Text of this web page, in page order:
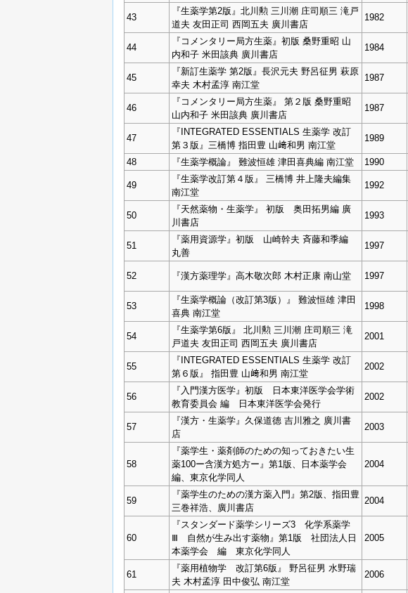
43
『生薬学第2版』北川勲 三川潮 庄司順三 滝戸
道夫 友田正司 西岡五夫 廣川書店
1982
44
『コメンタリー局方生薬』初版 桑野重昭 山
内和子 米田該典 廣川書店
1984
45
『新訂生薬学 第2版』長沢元夫 野呂征男 萩原
幸夫 木村孟淳 南江堂
1987
46
『コメンタリー局方生薬』 第２版 桑野重昭
山内和子 米田該典 廣川書店
1987
47
『INTEGRATED ESSENTIALS 生薬学 改訂
第３版』三橋博 指田豊 山﨑和男 南江堂
1989
48
『生薬学概論』 難波恒雄 津田喜典編 南江堂 1990
49
『生薬学改訂第４版』 三橋博 井上隆夫編集
南江堂
1992
50
『天然薬物・生薬学』 初版 奥田拓男編 廣
川書店
1993
51
『薬用資源学』初版 山崎幹夫 斉藤和季編
丸善
1997
52 『漢方薬理学』高木敬次郎 木村正康 南山堂 1997
53
『生薬学概論（改訂第3版）』 難波恒雄 津田
喜典 南江堂
1998
54
『生薬学第6版』 北川勲 三川潮 庄司順三 滝
戸道夫 友田正司 西岡五夫 廣川書店
2001
55
『INTEGRATED ESSENTIALS 生薬学 改訂
第６版』 指田豊 山﨑和男 南江堂
2002
56
『入門漢方医学』初版 日本東洋医学会学術
教育委員会 編 日本東洋医学会発行
2002
57
『漢方・生薬学』久保道德 吉川雅之 廣川書
店
2003
58
『薬学生・薬剤師のための知っておきたい生
薬100ー含漢方処方ー』第1版、日本薬学会
編、東京化学同人
2004
59
『薬学生のための漢方薬入門』第2版、指田豊
三巻祥浩、廣川書店
2004
60
『スタンダード薬学シリーズ3 化学系薬学
Ⅲ 自然が生み出す薬物』第1版 社団法人日
本薬学会 編 東京化学同人
2005
61
『薬用植物学 改訂第6版』 野呂征男 水野瑞
夫 木村孟淳 田中俊弘 南江堂
2006